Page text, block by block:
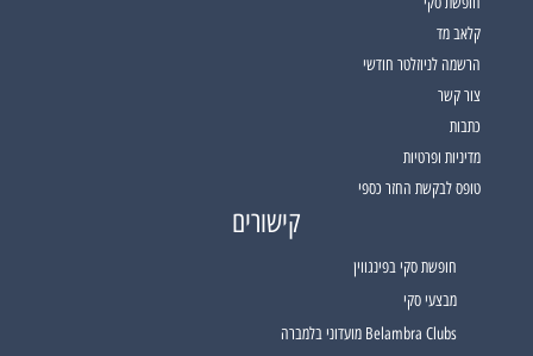
קלאב מד
הרשמה לניוזלטר חודשי
צור קשר
כתבות
מדיניות ופרטיות
טופס לבקשת החזר כספי
קישורים
חופשת סקי בפינגווין
מבצעי סקי
Belambra Clubs מועדוני בלמברה